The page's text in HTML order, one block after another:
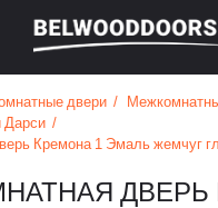
двери
Дарси
Кремона 1 Эмаль жемчуг
ДВЕРЬ